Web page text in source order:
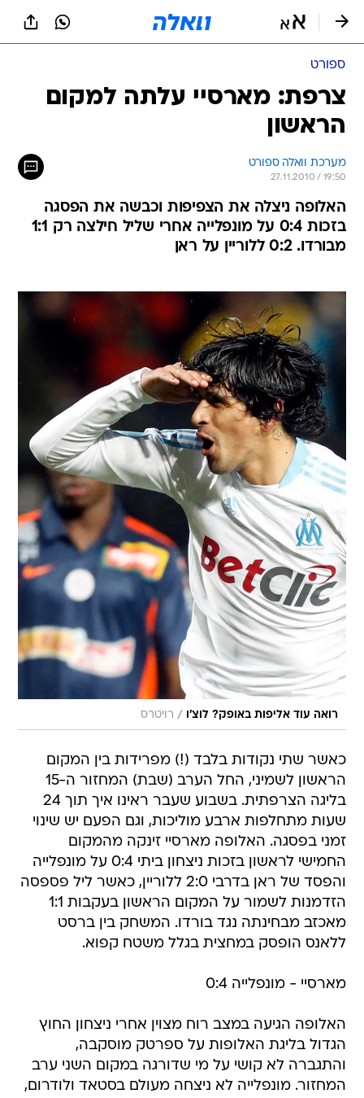
ספורט
צרפת: מארסיי עלתה למקום
הראשון
מערכת וואלה ספורט
27.11.2010 / 19:50
האלופה ניצלה את הצפיפות וכבשה את הפסגה
בזכות 0:4 על מונפלייה אחרי שליל חילצה רק 1:1
מבורדו. 0:2 ללוריין על ראן
רואה עוד אליפות באופק? לוצ'ו / רויטרס
כאשר שתי נקודות בלבד (!) מפרידות בין המקום
הראשון לשמיני, החל הערב (שבת) המחזור ה-15
בליגה הצרפתית. בשבוע שעבר ראינו איך תוך 24
שעות מתחלפות ארבע מוליכות, וגם הפעם יש שינוי
זמני בפסגה. האלופה מארסיי זינקה מהמקום
החמישי לראשון בזכות ניצחון ביתי 0:4 על מונפלייה
והפסד של ראן בדרבי 2:0 ללוריין, כאשר ליל פספסה
הזדמנות לשמור על המקום הראשון בעקבות 1:1
מאכזב מבחינתה נגד בורדו. המשחק בין ברסט
ללאנס הופסק במחצית בגלל משטח קפוא.
מארסיי - מונפלייה 0:4
האלופה הגיעה במצב רוח מצוין אחרי ניצחון החוץ
הגדול בליגת האלופות על ספרטק מוסקבה,
והתגברה לא קושי על מי שדורגה במקום השני ערב
המחזור. מונפלייה לא ניצחה מעולם בסטאד ולודרום,